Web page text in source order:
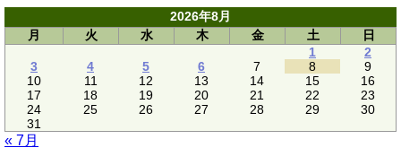
2026年8月
月
火 水 木 金 土
日
1
2
3
4 5 6 7 8
9
10
11 12 13 14 15
16
17
18 19 20 21 22
23
24
25 26 27 28 29
30
31
« 7月